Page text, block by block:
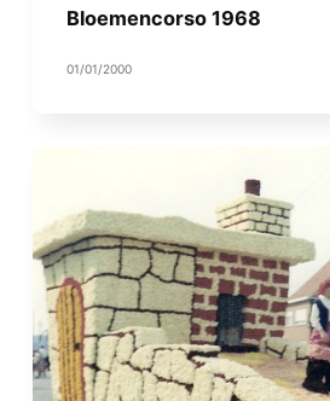
Bloemencorso 1968
01/01/2000